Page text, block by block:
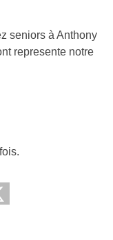
seniors à Anthony
represente notre